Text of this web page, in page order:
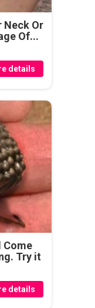
Neck Or
Of...
details
Come
Try it
details